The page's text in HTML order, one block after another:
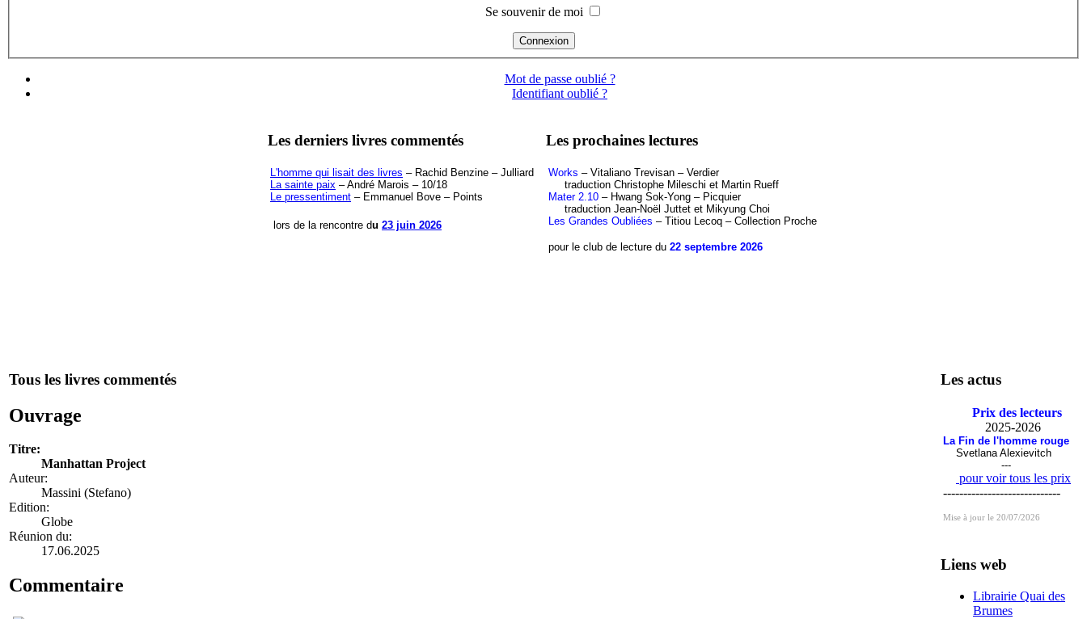
Se souvenir de moi
Mot de passe oublié ?
Identifiant oublié ?
Les derniers livres commentés
L'homme qui lisait des livres – Rachid Benzine – Julliard
La sainte paix – André Marois – 10/18
Le pressentiment – Emmanuel Bove – Points
lors de la rencontre du 23 juin 2026
Les prochaines lectures
Works – Vitaliano Trevisan – Verdier
traduction Christophe Mileschi et Martin Rueff
Mater 2.10 – Hwang Sok-Yong – Picquier
traduction Jean-Noël Juttet et Mikyung Choi
Les Grandes Oubliées – Titiou Lecoq – Collection Proche
pour le club de lecture du 22 septembre 2026
Tous les livres commentés
Ouvrage
Titre:
Manhattan Project
Auteur:
Massini (Stefano)
Edition:
Globe
Réunion du:
17.06.2025
Commentaire
Les actus
Prix des lecteurs
2025-2026
La Fin de l'homme rouge
Svetlana Alexievitch
---
pour voir tous les prix
-----------------------------
Mise à jour le 20/07/2026
Liens web
Librairie Quai des
Brumes